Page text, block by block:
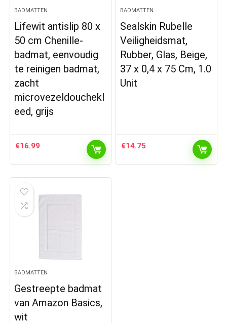
BADMATTEN
Lifewit antislip 80 x
50 cm Chenille-
badmat, eenvoudig
te reinigen badmat,
zacht
microvezeldouchekl
eed, grijs
€16.99
BADMATTEN
Sealskin Rubelle
Veiligheidsmat,
Rubber, Glas, Beige,
37 x 0,4 x 75 Cm, 1.0
Unit
€14.75
BADMATTEN
Gestreepte badmat
van Amazon Basics,
wit